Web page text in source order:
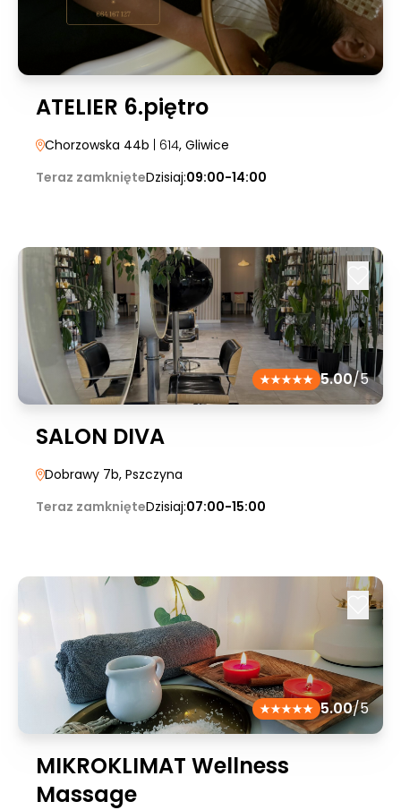
ATELIER 6.piętro
Chorzowska 44b | 614, Gliwice
Teraz zamknięteDzisiaj:09:00-14:00
5.00/5
SALON DIVA
Dobrawy 7b, Pszczyna
Teraz zamknięteDzisiaj:07:00-15:00
5.00/5
MIKROKLIMAT Wellness
Massage